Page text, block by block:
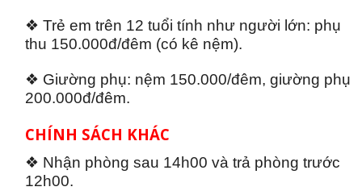
❖ Trẻ em trên 12 tuổi tính như người lớn: phụ
thu 150.000đ/đêm (có kê nệm).
❖ Giường phụ: nệm 150.000/đêm, giường phụ
200.000đ/đêm.
CHÍNH SÁCH KHÁC
❖ Nhận phòng sau 14h00 và trả phòng trước
12h00.